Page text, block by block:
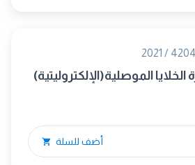
الموصلية(الإلكتروليتية)
أضف للسلة